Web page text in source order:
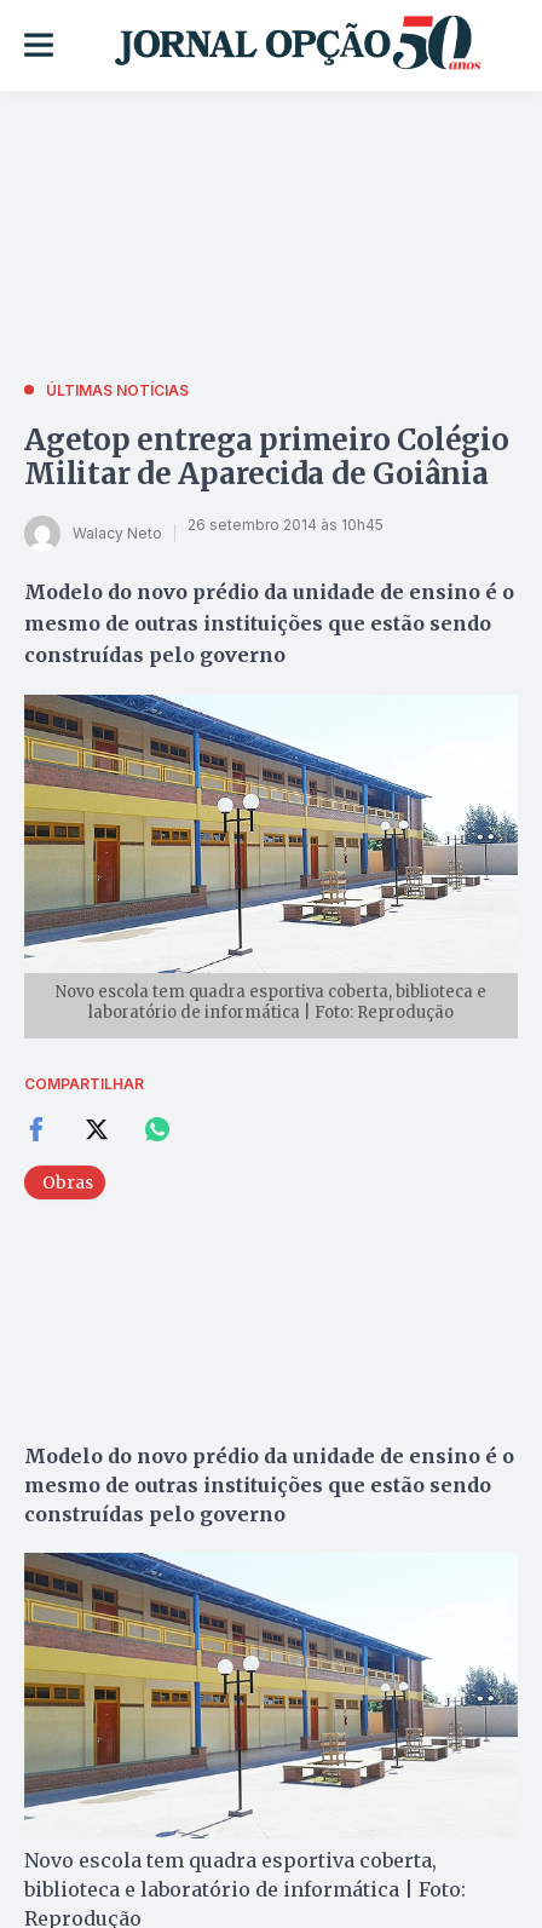
ÚLTIMAS NOTÍCIAS
Agetop entrega primeiro Colégio
Militar de Aparecida de Goiânia
Walacy Neto 26 setembro 2014 às 10h45
Modelo do novo prédio da unidade de ensino é o
mesmo de outras instituições que estão sendo
construídas pelo governo
Novo escola tem quadra esportiva coberta, biblioteca e
laboratório de informática | Foto: Reprodução
COMPARTILHAR
Obras
Modelo do novo prédio da unidade de ensino é o
mesmo de outras instituições que estão sendo
construídas pelo governo
Novo escola tem quadra esportiva coberta,
biblioteca e laboratório de informática | Foto:
Reprodução